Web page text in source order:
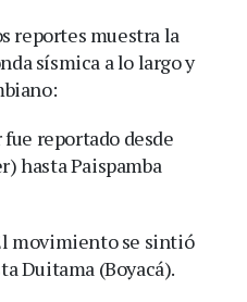
reportes muestra la
sísmica a lo largo y
reportado desde
hasta Paispamba
movimiento se sintió
Duitama (Boyacá).